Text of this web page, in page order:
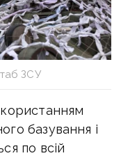
ЗСУ
базування і
по всій